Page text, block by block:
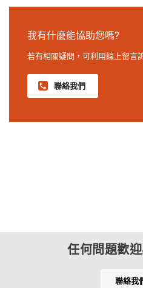
我有什麼能協助您嗎?
若有相關疑問，可利用線上留言
聯絡我們
任何問題歡
聯絡我